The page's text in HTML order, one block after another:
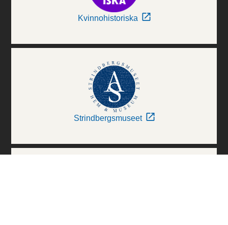
Kvinnohistoriska
Strindbergsmuseet